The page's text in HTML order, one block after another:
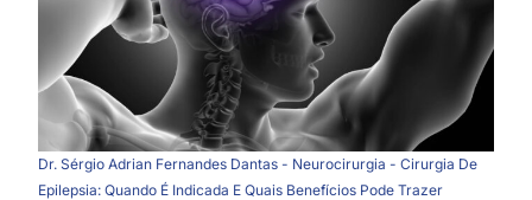
Dr. Sérgio Adrian Fernandes Dantas - Neurocirurgia - Cirurgia De
Epilepsia: Quando É Indicada E Quais Benefícios Pode Trazer